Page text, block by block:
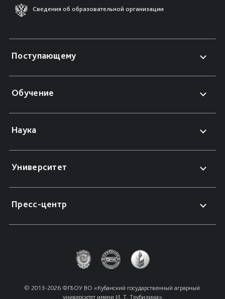
Сведения об образовательной организации
Поступающему
Обучение
Наука
Университет
Пресс-центр
© 2013-2026 ФГБОУ ВО «Кубанский государственный аграрный
университет имени И. Т. Трубилина»